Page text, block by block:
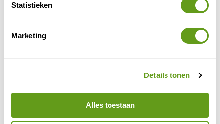
Statistieken
Marketing
Details tonen
Alles toestaan
Intrepid Travel - Hiken in Alaska (groep)
Denali NP.
Van Verre - Droomreizen Alaska!
Individuele reis
Prachtigenatuurreizen naar Alaska.